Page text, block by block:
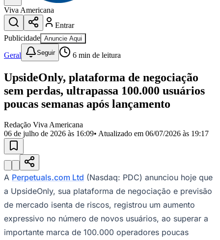
Para Sua Empresa
Anuncie no Portal
Cadastrar Empresa
Divulgar VagasNovo
Publicidade Legal
Eleições
Segurança
Saúde
Cultura
Obras
Educação
Bairros de Americana
CentroJardim Girassol
Namorados
ZanagaMathiensenCariobinhaZanaga FraronJardim
PaulistanoQuilombo
Para Sua Empresa
Anuncie no Portal
Guia de Empresas
Publicidade Legal
Viva Americana
Entrar
Publicidade Anuncie Aqui
Geral Seguir 6 min de leitura
UpsideOnly, plataforma de negociação
sem perdas, ultrapassa 100.000 usuários
poucas semanas após lançamento
Redação Viva Americana
06 de julho de 2026 às 16:09• Atualizado em 06/07/2026 às 19:17
A Perpetuals.com Ltd (Nasdaq: PDC) anunciou hoje que
a UpsideOnly, sua plataforma de negociação e previsão
de mercado isenta de riscos, registrou um aumento
expressivo no número de novos usuários, ao superar a
importante marca de 100.000 operadores poucas